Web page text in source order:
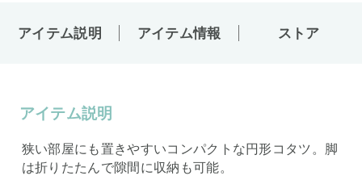
アイテム説明 アイテム情報 ストア
アイテム説明
狭い部屋にも置きやすいコンパクトな円形コタツ。脚
は折りたたんで隙間に収納も可能。